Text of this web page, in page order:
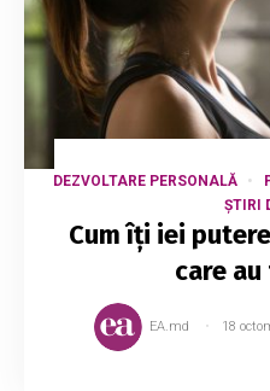
DEZVOLTARE PERSONALĂ
ȘTIRI
Cum îți iei
care
EA.md 18